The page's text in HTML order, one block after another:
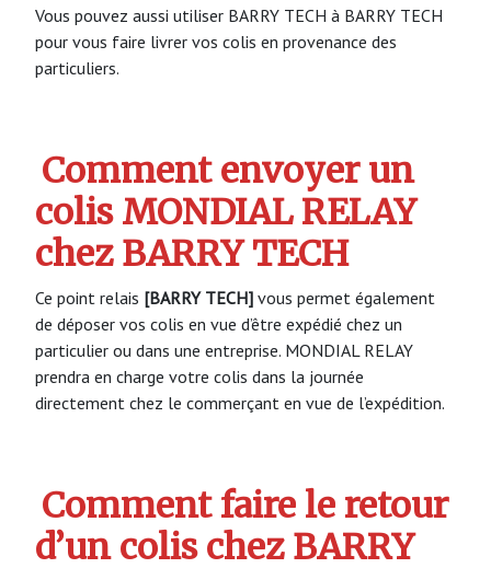
Vous pouvez aussi utiliser BARRY TECH à BARRY TECH
pour vous faire livrer vos colis en provenance des
particuliers.
Comment envoyer un
colis MONDIAL RELAY
chez BARRY TECH
Ce point relais [BARRY TECH] vous permet également
de déposer vos colis en vue d’être expédié chez un
particulier ou dans une entreprise. MONDIAL RELAY
prendra en charge votre colis dans la journée
directement chez le commerçant en vue de l’expédition.
Comment faire le retour
d’un colis chez BARRY